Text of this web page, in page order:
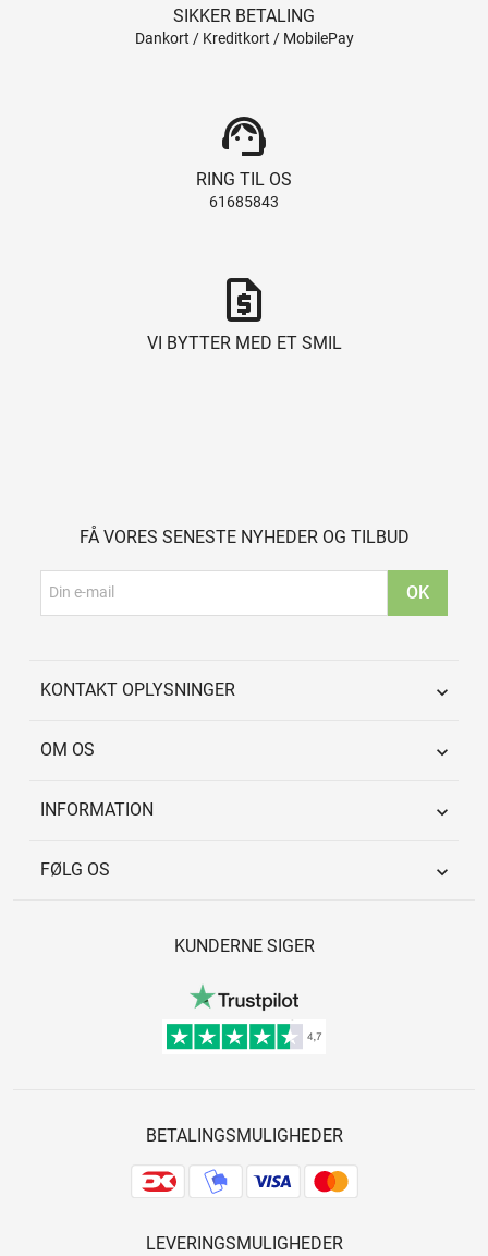
SIKKER BETALING
Dankort / Kreditkort / MobilePay
support_agent
RING TIL OS
61685843
request_quote
VI BYTTER MED ET SMIL
FÅ VORES SENESTE NYHEDER OG TILBUD
KONTAKT OPLYSNINGER 
OM OS 
INFORMATION 
FØLG OS 
KUNDERNE SIGER
BETALINGSMULIGHEDER
LEVERINGSMULIGHEDER